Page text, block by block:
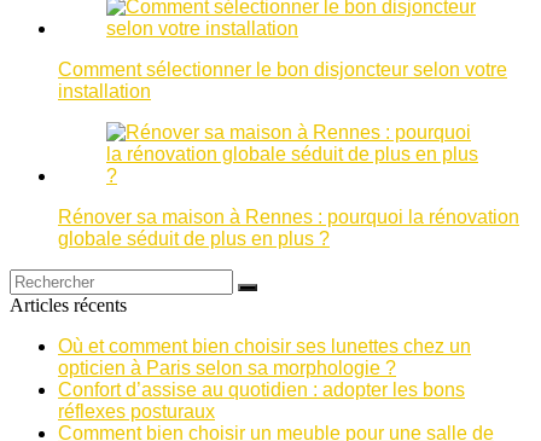
Comment sélectionner le bon disjoncteur selon votre
installation
Rénover sa maison à Rennes : pourquoi la rénovation
globale séduit de plus en plus ?
Articles récents
Où et comment bien choisir ses lunettes chez un
opticien à Paris selon sa morphologie ?
Confort d’assise au quotidien : adopter les bons
réflexes posturaux
Comment bien choisir un meuble pour une salle de